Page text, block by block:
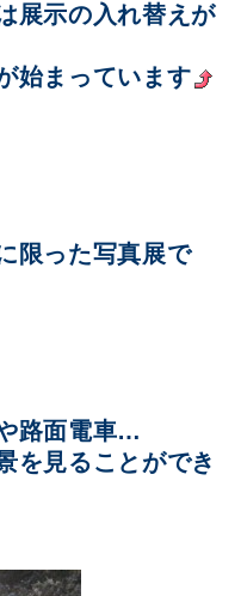
展示の入れ替えが
始まっています
限った写真展で
路面電車…
を見ることができ